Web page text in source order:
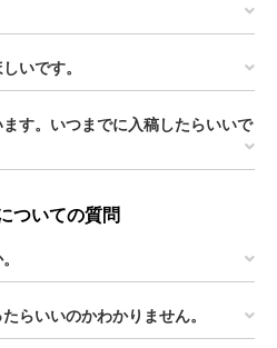
いです。
す。いつまでに入稿したらいいで
ついての質問
らいいのかわかりません。